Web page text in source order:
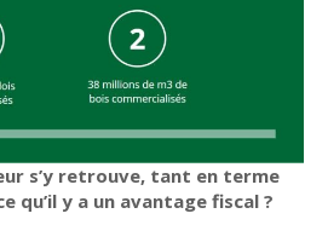
s’y retrouve, tant en terme
qu’il y a un avantage fiscal ?